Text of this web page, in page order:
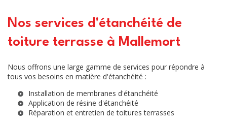
Nos services d'étanchéité de
toiture terrasse à Mallemort
Nous offrons une large gamme de services pour répondre à
tous vos besoins en matière d'étanchéité :
Installation de membranes d'étanchéité
Application de résine d'étanchéité
Réparation et entretien de toitures terrasses